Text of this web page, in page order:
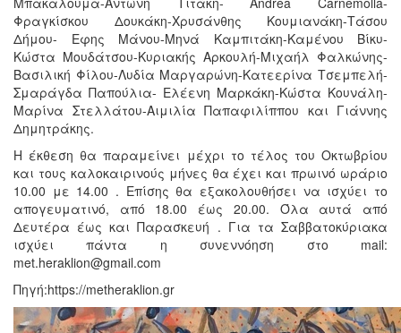
Φραγκίσκου Δουκάκη-Χρυσάνθης Κουμιανάκη-Τάσου
Δήμου- Εφης Μάνου-Μηνά Καμπιτάκη-Καμένου Βίκυ-
Κώστα Μουδάτσου-Κυριακής Αρκουλή-Μιχαήλ Φαλκώνης-
Βασιλική Φίλου-Λυδία Μαργαρώνη-Κατεερίνα Τσεμπελή-
Σμαράγδα Παπούλια- Ελέενη Μαρκάκη-Κώστα Κουνάλη-
Μαρίνα Στελλάτου-Αιμιλία Παπαφιλίππου και Γιάννης
Δημητράκης.
Η έκθεση θα παραμείνει μέχρι το τέλος του Οκτωβρίου
και τους καλοκαιρινούς μήνες θα έχει και πρωινό ωράριο
10.00 με 14.00 . Επίσης θα εξακολουθήσει να ισχύει το
απογευματινό, από 18.00 έως 20.00. Όλα αυτά από
Δευτέρα έως και Παρασκευή . Για τα Σαββατοκύριακα
ισχύει πάντα η συνεννόηση στο mail:
met.heraklion@gmail.com
Πηγή:https://metheraklion.gr